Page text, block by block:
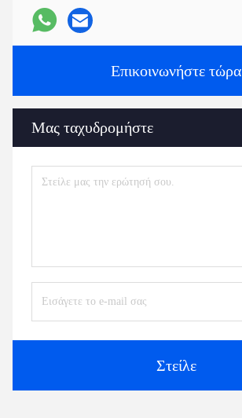
Επικοινωνήστε τώρα
Μας ταχυδρομήστε
Στείλε